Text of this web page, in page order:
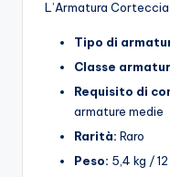
L’Armatura
Tipo di
Classe
Requisito di
armature medie
Rarità: Raro
Peso: 5,4 kg /